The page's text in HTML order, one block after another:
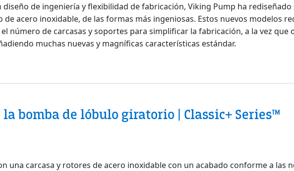
diseño de ingeniería y flexibilidad de fabricación, Viking Pump ha
acero inoxidable, de las formas más ingeniosas. Estos nuevos modelos
número de carcasas y soportes para simplificar la fabricación, a la vez
muchas nuevas y magníficas características estándar.
la NUEVA generación de bombas Viking Pump
bomba de lóbulo giratorio | Classic+ Series™
de la bomba de lóbulo giratorio | Classic+ Series™
una carcasa y rotores de acero inoxidable con un acabado conforme a las